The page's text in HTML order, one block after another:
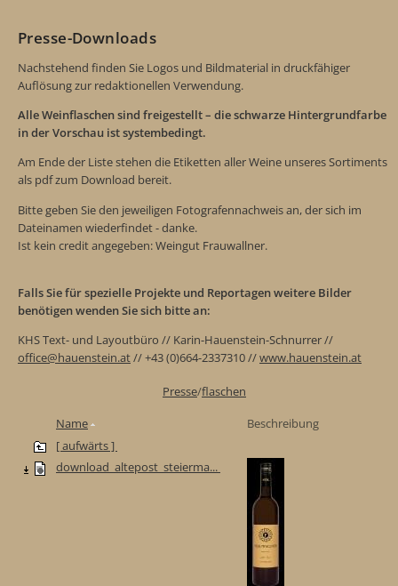
Presse-Downloads
Nachstehend finden Sie Logos und Bildmaterial in druckfähiger
Auflösung zur redaktionellen Verwendung.
Alle Weinflaschen sind freigestellt – die schwarze Hintergrundfarbe
in der Vorschau ist systembedingt.
Am Ende der Liste stehen die Etiketten aller Weine unseres Sortiments
als pdf zum Download bereit.
Bitte geben Sie den jeweiligen Fotografennachweis an, der sich im
Dateinamen wiederfindet - danke.
Ist kein credit angegeben: Weingut Frauwallner.
Falls Sie für spezielle Projekte und Reportagen weitere Bilder
benötigen wenden Sie sich bitte an:
KHS Text- und Layoutbüro // Karin-Hauenstein-Schnurrer //
office@hauenstein.at// +43 (0)664-2337310 //www.hauenstein.at
Presse/flaschen
Name
Beschreibung
[ aufwärts ]
download_altepost_steierma...